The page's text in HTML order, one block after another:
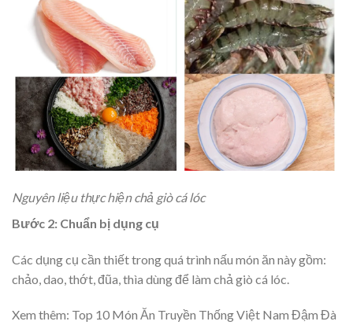
Nguyên liệu thực hiện chả giò cá lóc
Bước 2: Chuẩn bị dụng cụ
Các dụng cụ cần thiết trong quá trình nấu món ăn này gồm:
chảo, dao, thớt, đũa, thìa dùng để làm chả giò cá lóc.
Xem thêm: Top 10 Món Ăn Truyền Thống Việt Nam Đậm Đà